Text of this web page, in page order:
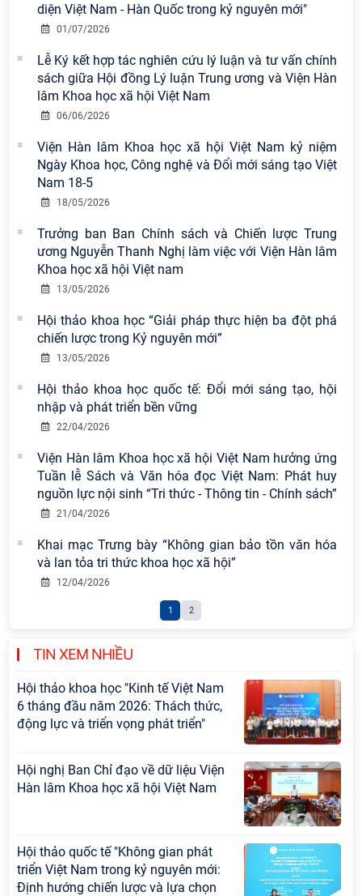
diện Việt Nam - Hàn Quốc trong kỷ nguyên mới"
01/07/2026
Lễ Ký kết hợp tác nghiên cứu lý luận và tư vấn chính
sách giữa Hội đồng Lý luận Trung ương và Viện Hàn
lâm Khoa học xã hội Việt Nam
06/06/2026
Viện Hàn lâm Khoa học xã hội Việt Nam kỷ niệm
Ngày Khoa học, Công nghệ và Đổi mới sáng tạo Việt
Nam 18-5
18/05/2026
Trưởng ban Ban Chính sách và Chiến lược Trung
ương Nguyễn Thanh Nghị làm việc với Viện Hàn lâm
Khoa học xã hội Việt nam
13/05/2026
Hội thảo khoa học “Giải pháp thực hiện ba đột phá
chiến lược trong Kỷ nguyên mới”
13/05/2026
Hội thảo khoa học quốc tế: Đổi mới sáng tạo, hội
nhập và phát triển bền vững
22/04/2026
Viện Hàn lâm Khoa học xã hội Việt Nam hưởng ứng
Tuần lễ Sách và Văn hóa đọc Việt Nam: Phát huy
nguồn lực nội sinh “Tri thức - Thông tin - Chính sách”
21/04/2026
Khai mạc Trưng bày “Không gian bảo tồn văn hóa
và lan tỏa tri thức khoa học xã hội”
12/04/2026
1 2
TIN XEM NHIỀU
Viện Hàn lâm Khoa học xã hội Việt
Nam có 02 tác phẩm đạt giải khuyến
khích tại Cuộc thi chính luận bảo vệ
nền tảng tư tưởng của Đảng năm
2026
Chi bộ Viện Sử học tổ chức Tọa đàm
chuyên đề: Đẩy mạnh học tập, thực
pháp, phong cách Hồ Chí Minh trong
giai đoạn phát triển mới
gian phát triển Việt Nam trong kỷ
nguyên mới: Định hướng chiến lược
và lựa chọn chính sách” sẽ diễn ra
Tọa đàm Giao lưu chuyên đề về
những kinh nghiệm quan trọng của
Đảng Cộng sản Trung Quốc và Đảng
sự nghiệp xây dựng chủ nghĩa xã hội
Hội nghị Lãnh đạo Viện Hàn lâm
Khoa học xã hội Việt Nam làm việc
với Ban Chủ nhiệm các Chương trình
cấp Bộ
Hội thảo khoa học "Kinh tế Việt Nam
6 tháng đầu năm 2026: Thách thức,
động lực và triển vọng phát triển"
Hội nghị Ban Chỉ đạo về dữ liệu Viện
Hàn lâm Khoa học xã hội Việt Nam
Hội thảo quốc tế "Không gian phát
triển Việt Nam trong kỷ nguyên mới:
Định hướng chiến lược và lựa chọn